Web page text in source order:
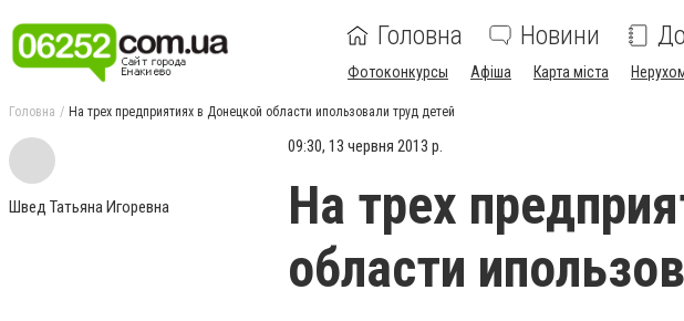
Головна Новини
Фотоконкурсы Афіша Карта міста
Головна На трех предприятиях в Донецкой области ипользовали труд детей
Швед Татьяна Игоревна
09:30, 13 червня 2013 р.
На трех
области